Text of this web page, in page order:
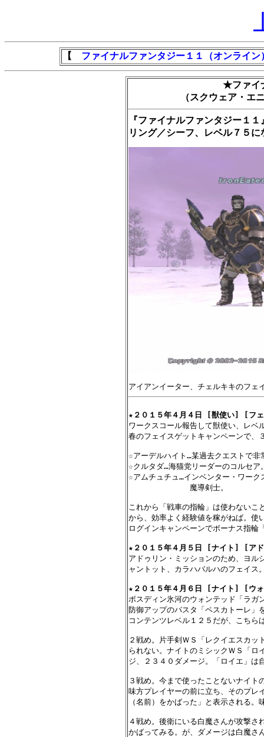
【 ファイナルファンタジー１１（オンライン
★ファイ
（スクウェア・エ
『ファイナルファンタジー１
リング／シーフ、レベル７５に
★ ２０１５年４月４日 [獣使い] [フ
ワークスコール報告して獣使い、レベ
春のフェイスゲットキャンペーンで、
☆アーデルハイト…某過去クエストで
☆クルタダ…海猫党リーダーのコルセア
☆アムチュチュ…インベンター・ワー
魔導剣士。
これから「戦車の指輪」は使わないこ
から、効率よく経験値を稼がねば。使
ログインキャンペーンでボーナス指輪
★ ２０１５年４月５日 [ナイト] [ア
アドゥリン・ミッションのため、ヨル
ャントット、カラハバルハのフェイス
★ ２０１５年４月６日 [ナイト] [ウ
ボスディン氷河のウォンテッド「ラガ
防御アップのパスタ「ペスカトーレ」
コンテンツレベル１２５だが、こちら
２戦め。片手剣ＷＳ「レクイエスカッ
られない。ナイトのミシックＷＳ「ロ
ジ、２３４０ダメージ。「ロイエ」は
３戦め。今まで使ったことないナイ
味方プレイヤーの前に立ち、そのプレ
（名前）をかばった」と表示される
４戦め。後衛にいる白魔さんが攻撃
かばってみる。が、ダメージは白魔さ